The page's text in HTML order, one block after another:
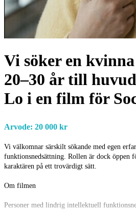
Vi söker en
20–30 år till
Lo i en film för
Arvode: 20 000 kr
Vi välkomnar särskilt sökande med egen
funktionsnedsättning. Rollen är dock öppen
karaktären på ett trovärdigt sätt.
Om filmen
Personer med lindrig intellektuell